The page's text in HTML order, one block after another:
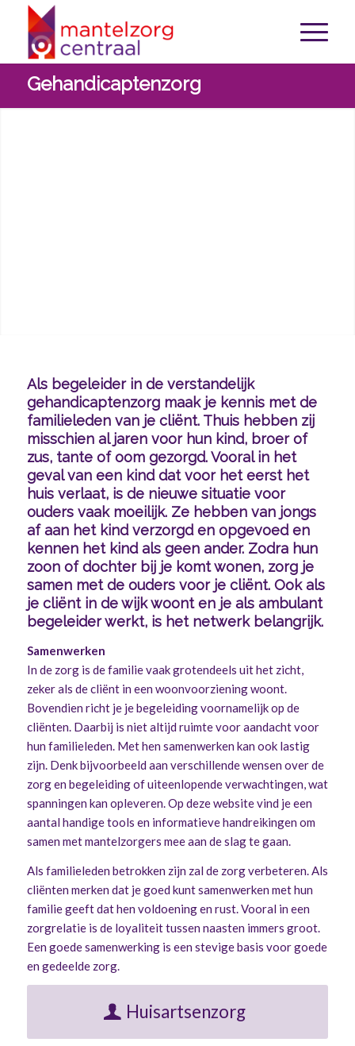
Gehandicaptenzorg
Als begeleider in de verstandelijk
gehandicaptenzorg maak je kennis met de
familieleden van je cliënt. Thuis hebben zij
misschien al jaren voor hun kind, broer of
zus, tante of oom gezorgd. Vooral in het
geval van een kind dat voor het eerst het
huis verlaat, is de nieuwe situatie voor
ouders vaak moeilijk. Ze hebben van jongs
af aan het kind verzorgd en opgevoed en
kennen het kind als geen ander. Zodra hun
zoon of dochter bij je komt wonen, zorg je
samen met de ouders voor je cliënt. Ook als
je cliënt in de wijk woont en je als ambulant
begeleider werkt, is het netwerk belangrijk.
Samenwerken
In de zorg is de familie vaak grotendeels uit het zicht,
zeker als de cliënt in een woonvoorziening woont.
Bovendien richt je je begeleiding voornamelijk op de
cliënten. Daarbij is niet altijd ruimte voor aandacht voor
hun familieleden. Met hen samenwerken kan ook lastig
zijn. Denk bijvoorbeeld aan verschillende wensen over de
zorg en begeleiding of uiteenlopende verwachtingen, wat
spanningen kan opleveren. Op deze websitevind je een
aantal handige tools en informatieve handreikingen om
samen met mantelzorgers mee aan de slag te gaan.
Als familieleden betrokken zijn zal de zorg verbeteren. Als
cliënten merken dat je goed kunt samenwerken met hun
familie geeft dat hen voldoening en rust. Vooral in een
zorgrelatie is de loyaliteit tussen naasten immers groot.
Een goede samenwerking is een stevige basis voor goede
en gedeelde zorg.
Huisartsenzorg